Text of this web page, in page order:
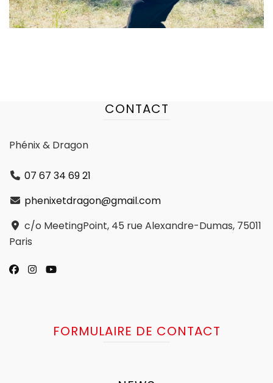
CONTACT
Phénix & Dragon
07 67 34 69 21
phenixetdragon@gmail.com
c/o MeetingPoint, 45 rue Alexandre-Dumas, 75011
Paris
FORMULAIRE DE CONTACT